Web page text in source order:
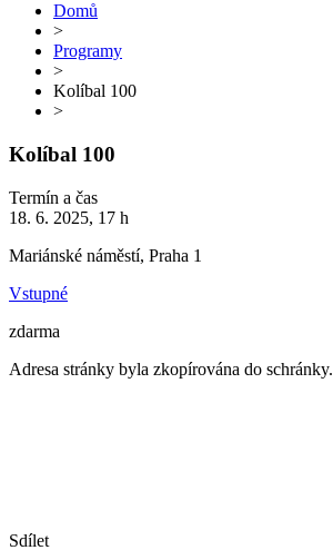
Domů
>
Programy
>
Kolíbal 100
>
Kolíbal 100
Termín a čas
18. 6. 2025, 17 h
Mariánské náměstí, Praha 1
Vstupné
zdarma
Adresa stránky byla zkopírována do schránky.
Sdílet